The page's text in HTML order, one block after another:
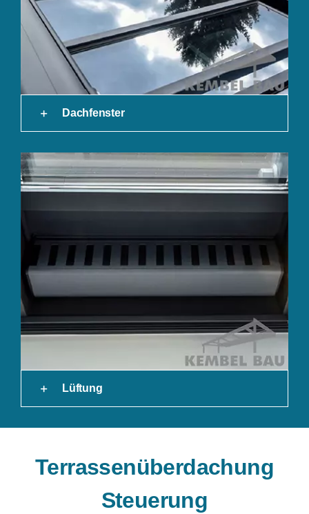
Dachfenster
Lüftung
Terrassenüberdachung
Steuerung